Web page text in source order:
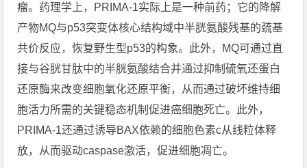
瘤。药理学上，PRIMA-1实际上是一种前药；它的降解
产物MQ与p53突变体核心结构域中半胱氨酸残基的巯基
共价反应，恢复野生型p53的构象。此外，MQ可通过直
接与谷胱甘肽中的半胱氨酸结合并通过抑制硫氧还蛋白
还原酶来改变细胞氧化还原平衡，从而通过破坏维持细
胞活力所需的关键稳态机制促进癌细胞死亡。此外，
PRIMA-1还通过诱导BAX依赖的细胞色素c从线粒体释
放，从而驱动caspase激活，促进细胞凋亡。